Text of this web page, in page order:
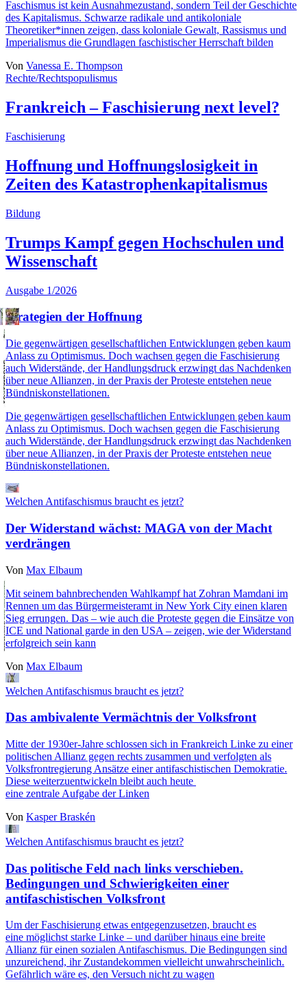
Faschismus ist kein Ausnahmezustand, sondern Teil der Geschichte
des Kapitalismus. Schwarze radikale und antikoloniale
Theoretiker*innen zeigen, dass koloniale Gewalt, Rassismus und
Imperialismus die Grundlagen faschistischer Herrschaft bilden
Von Vanessa E. Thompson
Rechte/Rechtspopulismus
Frankreich – Faschisierung next level?
Faschisierung
Hoffnung und Hoffnungslosigkeit in
Zeiten des Katastrophenkapitalismus
Bildung
Trumps Kampf gegen Hochschulen und
Wissenschaft
Ausgabe 1/2026
Strategien der Hoffnung
Die gegenwärtigen gesellschaftlichen Entwicklungen geben kaum
Anlass zu Optimismus. Doch wachsen gegen die Faschisierung
auch Widerstände, der Handlungsdruck erzwingt das Nachdenken
über neue Allianzen, in der Praxis der Proteste entstehen neue
Bündniskonstellationen.
Die gegenwärtigen gesellschaftlichen Entwicklungen geben kaum
Anlass zu Optimismus. Doch wachsen gegen die Faschisierung
auch Widerstände, der Handlungsdruck erzwingt das Nachdenken
über neue Allianzen, in der Praxis der Proteste entstehen neue
Bündniskonstellationen.
Welchen Antifaschismus braucht es jetzt?
Der Widerstand wächst: MAGA von der Macht
verdrängen
Von Max Elbaum
Mit seinem bahnbrechenden Wahlkampf hat Zohran Mamdani im
Rennen um das Bürgermeisteramt in New York City einen klaren
Sieg errungen. Das – wie auch die Proteste gegen die Einsätze von
ICE und National garde in den USA – zeigen, wie der Widerstand
erfolgreich sein kann
Von Max Elbaum
Welchen Antifaschismus braucht es jetzt?
Das ambivalente Vermächtnis der Volksfront
Mitte der 1930er-Jahre schlossen sich in Frankreich Linke zu einer
politischen Allianz gegen rechts zusammen und verfolgten als
Volksfrontregierung Ansätze einer antifaschistischen Demokratie.
Diese weiterzuentwickeln bleibt auch heute
eine zentrale Aufgabe der Linken
Von Kasper Braskén
Welchen Antifaschismus braucht es jetzt?
Das politische Feld nach links verschieben.
Bedingungen und Schwierigkeiten einer
antifaschistischen Volksfront
Um der Faschisierung etwas entgegenzusetzen, braucht es
eine möglichst starke Linke – und darüber hinaus eine breite
Allianz für einen sozialen Antifaschismus. Die Bedingungen sind
unzureichend, ihr Zustandekommen vielleicht unwahrscheinlich.
Gefährlich wäre es, den Versuch nicht zu wagen